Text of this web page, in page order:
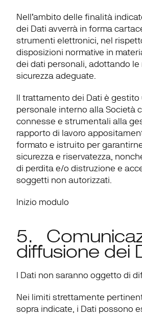
Nell’ambito delle finalità
dei Dati avverrà in forma
strumenti elettronici, nel
disposizioni normative in
dei dati personali, adottando le
sicurezza adeguate.
Il trattamento dei Dati è
personale interno alla Società
connesse e strumentali alla
rapporto di lavoro
formato e istruito per
sicurezza e riservatezza,
di perdita e/o distruzione e
soggetti non autorizzati.
Inizio modulo
5.
diffusione dei
I Dati non saranno oggetto di
Nei limiti strettamente
sopra indicate, i Dati possono